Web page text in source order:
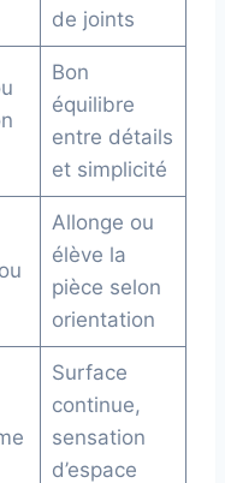
de joints
Bon
équilibre
entre détails
et simplicité
Allonge ou
élève la
pièce selon
orientation
Surface
continue,
sensation
d’espace